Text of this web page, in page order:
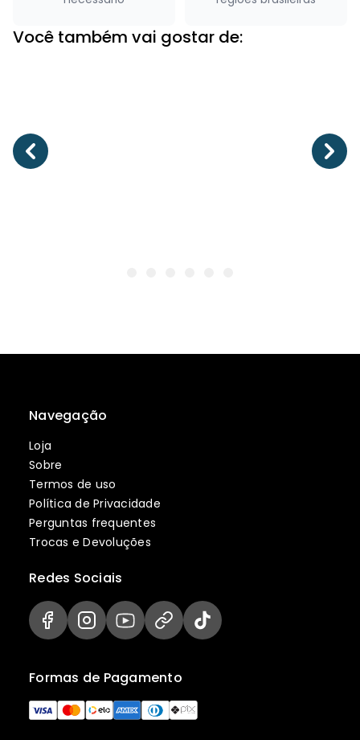
Você também vai gostar de:
Navegação
Loja
Sobre
Termos de uso
Política de Privacidade
Perguntas frequentes
Trocas e Devoluções
Formas de Pagamento
Redes Sociais